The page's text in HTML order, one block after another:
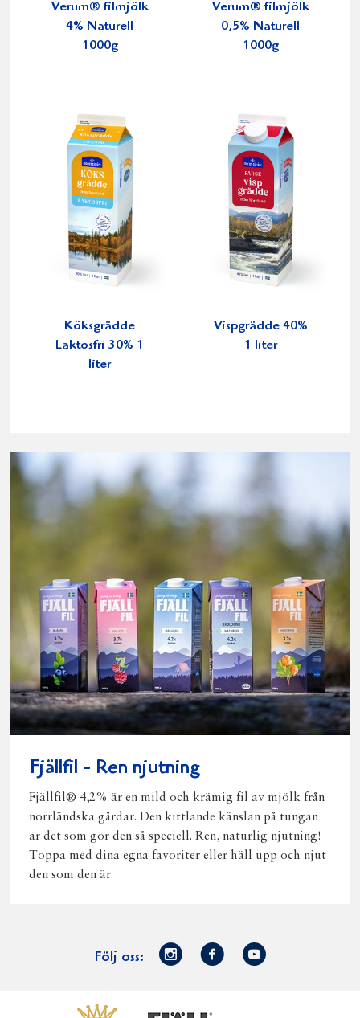
Verum® filmjölk
4% Naturell
1000g
Verum® filmjölk
0,5% Naturell
1000g
Köksgrädde
Laktosfri 30% 1
liter
Vispgrädde 40%
1 liter
Fjällfil - Ren njutning
Fjällfil® 4,2% är en mild och krämig fil av mjölk från
norrländska gårdar. Den kittlande känslan på tungan
är det som gör den så speciell. Ren, naturlig njutning!
Toppa med dina egna favoriter eller häll upp och njut
den som den är.
Följ oss:
Norrmejerier
Facebook
Youtube
VästerbottensostFjällfil